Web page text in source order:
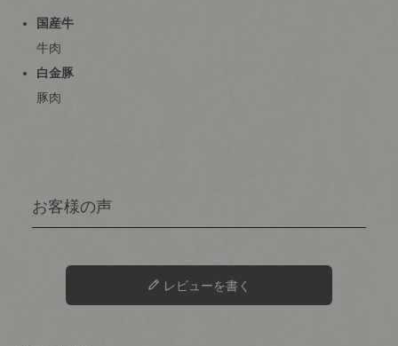
国産牛
牛肉
白金豚
豚肉
レビューを書く